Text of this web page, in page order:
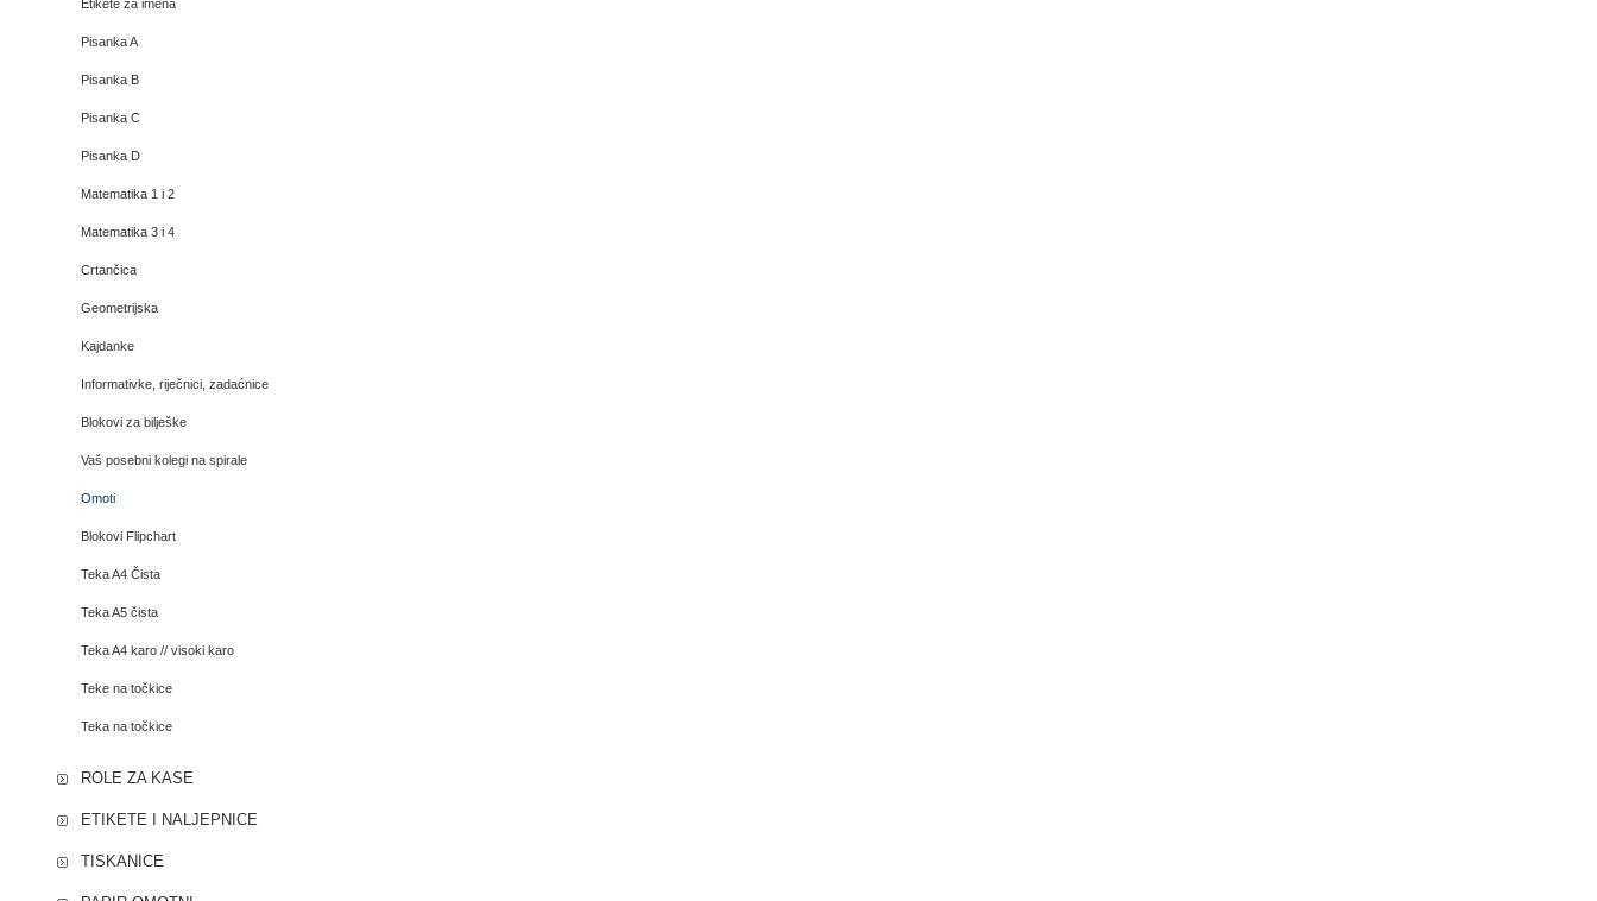
Etikete za imena
Pisanka A
Pisanka B
Pisanka C
Pisanka D
Matematika 1 i 2
Matematika 3 i 4
Crtančica
Geometrijska
Kajdanke
Informativke, riječnici, zadaćnice
Blokovi za bilješke
Vaš posebni kolegi na spirale
Omoti
Blokovi Flipchart
Teka A4 Čista
Teka A5 čista
Teka A4 karo // visoki karo
Teke na točkice
Teka na točkice
ROLE ZA KASE
ETIKETE I NALJEPNICE
TISKANICE